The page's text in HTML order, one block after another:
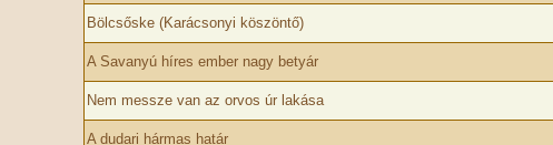
Bölcsőske (Karácsonyi köszöntő)
A Savanyú híres ember nagy betyár
Nem messze van az orvos úr lakása
A dudari hármas határ